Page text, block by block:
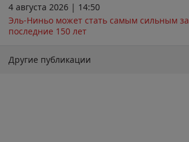
4 августа 2026 | 14:50
Эль-Ниньо может стать самым сильным за
последние 150 лет
Другие публикации